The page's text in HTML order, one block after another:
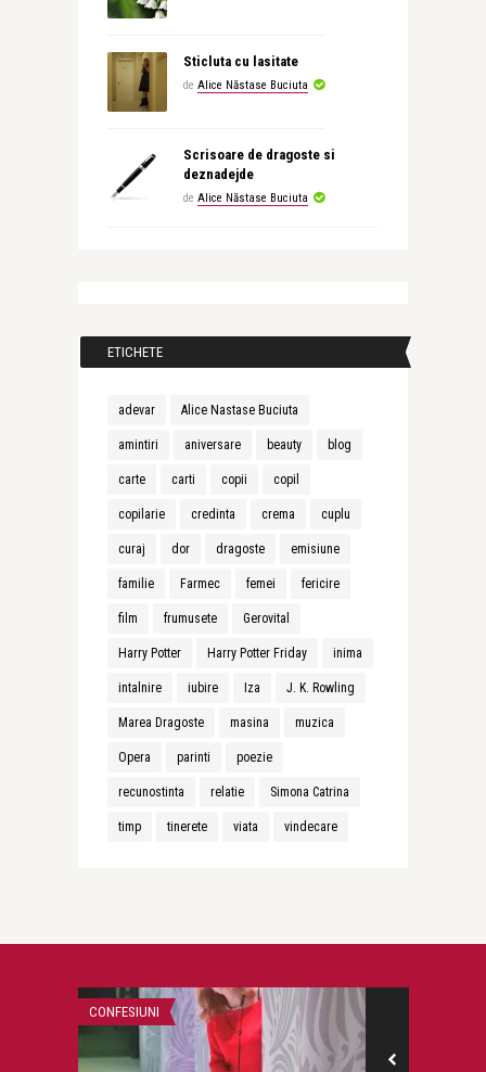
Sticluta cu lasitate
de Alice Năstase Buciuta
Scrisoare de dragoste si
deznadejde
de Alice Năstase Buciuta
ETICHETE
adevar Alice Nastase Buciuta
amintiri aniversare beauty blog
carte carti copii copil
copilarie credinta crema cuplu
curaj dor dragoste emisiune
familie Farmec femei fericire
film frumusete Gerovital
Harry Potter Harry Potter Friday inima
intalnire iubire Iza J. K. Rowling
Marea Dragoste masina muzica
Opera parinti poezie
recunostinta relatie Simona Catrina
timp tinerete viata vindecare
CONFESIUNI